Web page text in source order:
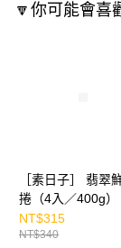
🔽你可能會喜
［素日子］ 翡翠
捲（4入／400g）
NT$315
NT$340